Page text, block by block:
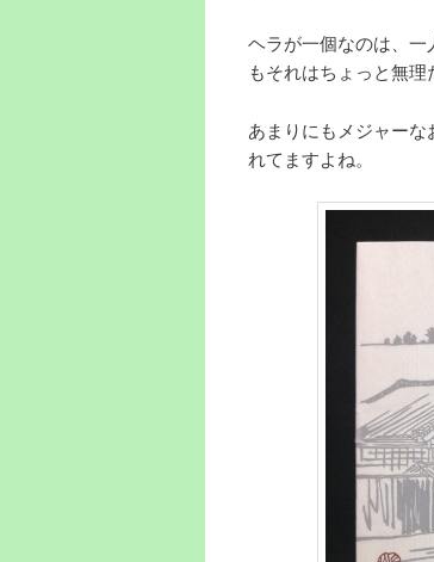
ヘラが一個なのは、
もそれはちょっと無理
あまりにもメジャー
れてますよね。